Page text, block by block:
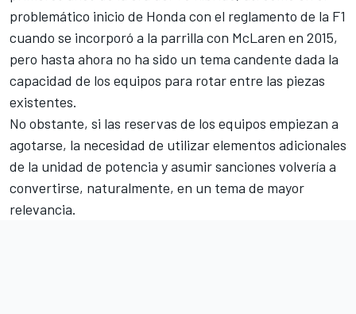
problemático inicio de Honda con el reglamento de la F1
cuando se incorporó a la parrilla con McLaren en 2015,
pero hasta ahora no ha sido un tema candente dada la
capacidad de los equipos para rotar entre las piezas
existentes.
No obstante, si las reservas de los equipos empiezan a
agotarse, la necesidad de utilizar elementos adicionales
de la unidad de potencia y asumir sanciones volvería a
convertirse, naturalmente, en un tema de mayor
relevancia.